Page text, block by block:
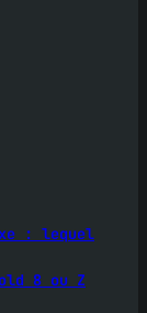
: lequel
8 ou Z